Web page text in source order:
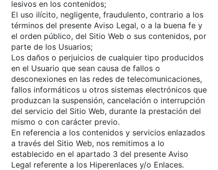
lesivos en los contenidos;
El uso ilícito, negligente, fraudulento, contrario a los
términos del presente Aviso Legal, o a la buena fe y
el orden público, del Sitio Web o sus contenidos, por
parte de los Usuarios;
Los daños o perjuicios de cualquier tipo producidos
en el Usuario que sean causa de fallos o
desconexiones en las redes de telecomunicaciones,
fallos informáticos u otros sistemas electrónicos que
produzcan la suspensión, cancelación o interrupción
del servicio del Sitio Web, durante la prestación del
mismo o con carácter previo.
En referencia a los contenidos y servicios enlazados
a través del Sitio Web, nos remitimos a lo
establecido en el apartado 3 del presente Aviso
Legal referente a los Hiperenlaces y/o Enlaces.